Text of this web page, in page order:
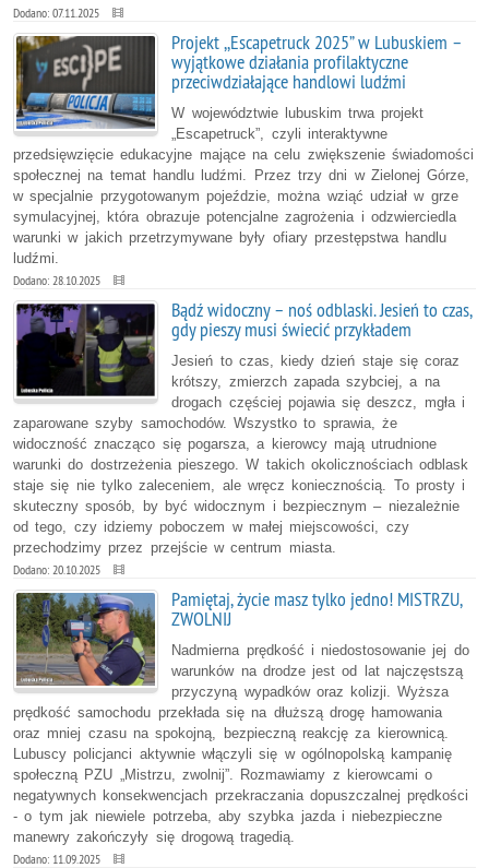
Dodano: 07.11.2025
Projekt ,,Escapetruck 2025” w Lubuskiem –
wyjątkowe działania profilaktyczne
przeciwdziałające handlowi ludźmi
W województwie lubuskim trwa projekt
„Escapetruck”, czyli interaktywne
przedsięwzięcie edukacyjne mające na celu zwiększenie świadomości
społecznej na temat handlu ludźmi. Przez trzy dni w Zielonej Górze,
w specjalnie przygotowanym pojeździe, można wziąć udział w grze
symulacyjnej, która obrazuje potencjalne zagrożenia i odzwierciedla
warunki w jakich przetrzymywane były ofiary przestępstwa handlu
ludźmi.
Dodano: 28.10.2025
Bądź widoczny – noś odblaski. Jesień to czas,
gdy pieszy musi świecić przykładem
Jesień to czas, kiedy dzień staje się coraz
krótszy, zmierzch zapada szybciej, a na
drogach częściej pojawia się deszcz, mgła i
zaparowane szyby samochodów. Wszystko to sprawia, że
widoczność znacząco się pogarsza, a kierowcy mają utrudnione
warunki do dostrzeżenia pieszego. W takich okolicznościach odblask
staje się nie tylko zaleceniem, ale wręcz koniecznością. To prosty i
skuteczny sposób, by być widocznym i bezpiecznym – niezależnie
od tego, czy idziemy poboczem w małej miejscowości, czy
przechodzimy przez przejście w centrum miasta.
Dodano: 20.10.2025
Pamiętaj, życie masz tylko jedno! MISTRZU,
ZWOLNIJ
Nadmierna prędkość i niedostosowanie jej do
warunków na drodze jest od lat najczęstszą
przyczyną wypadków oraz kolizji. Wyższa
prędkość samochodu przekłada się na dłuższą drogę hamowania
oraz mniej czasu na spokojną, bezpieczną reakcję za kierownicą.
Lubuscy policjanci aktywnie włączyli się w ogólnopolską kampanię
społeczną PZU „Mistrzu, zwolnij”. Rozmawiamy z kierowcami o
negatywnych konsekwencjach przekraczania dopuszczalnej prędkości
- o tym jak niewiele potrzeba, aby szybka jazda i niebezpieczne
manewry zakończyły się drogową tragedią.
Dodano: 11.09.2025